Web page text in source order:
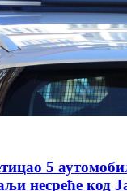
5
несреће код